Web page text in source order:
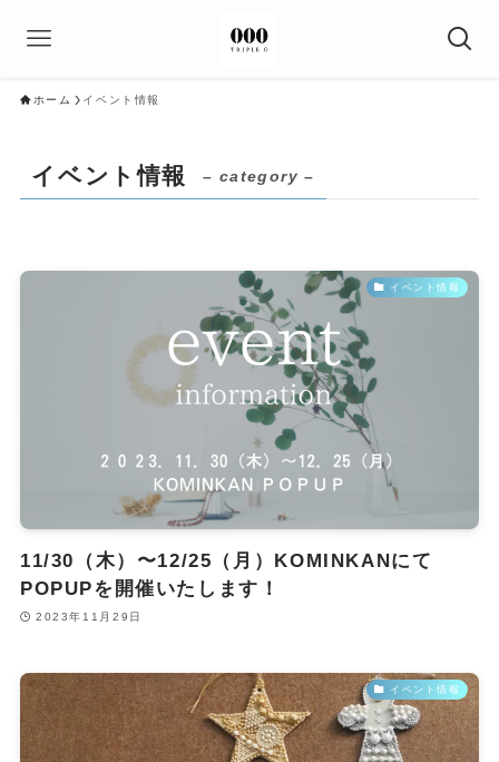
ホーム イベント情報
イベント情報 – category –
イベント情報
11/30（木）〜12/25（月）KOMINKANにて
POPUPを開催いたします！
2023年11月29日
イベント情報